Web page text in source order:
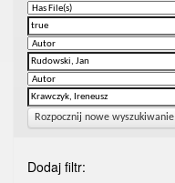
Rozpocznij nowe wyszukiwanie
Dodaj filtr: